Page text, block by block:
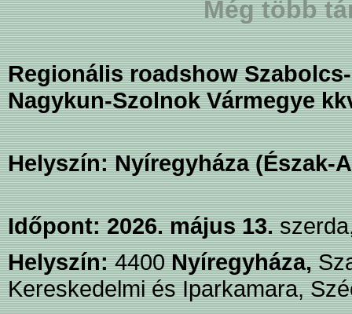
Még több
Regionális roadshow
Nagykun-Szolnok Vármegye
Helyszín: Nyíregyháza (Észak-
Időpont: 2026. május 13.
Helyszín:4400Nyíregyháza,
Kereskedelmi és Iparkamara,